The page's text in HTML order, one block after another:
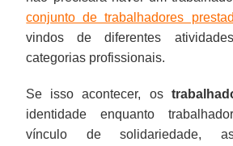
conjunto de trabalhadores
vindos de diferentes
categorias profissionais.
Se isso acontecer, os
identidade enquanto
vínculo de solidariedade,